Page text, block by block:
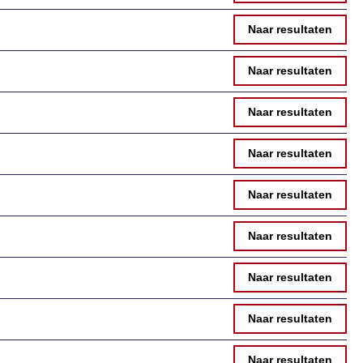
Naar resultaten
Naar resultaten
Naar resultaten
Naar resultaten
Naar resultaten
Naar resultaten
Naar resultaten
Naar resultaten
Naar resultaten